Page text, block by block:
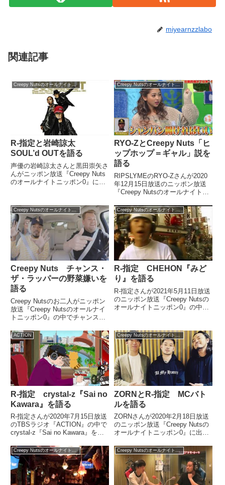
miyearnzzlabo
関連記事
R-指定と岩崎諒太
SOUL’d OUTを語る
声優の岩崎諒太さんと黒田崇矢さ
んがニッポン放送『Creepy Nuts
のオールナイトニッポン0』に出
した。（DJ松永）はい。メール
が届いております。「僕はヒプノ
シスマイクファ...
Creepy Nutsのオールナイトニッポン0
RYO-ZとCreepy Nuts「ヒ
ップホップ＝ギャル」説を
語る
RIPSLYMEのRYO-Zさんが2020
年12月15日放送のニッポン放送
『Creepy Nutsのオールナイトニ
のお二人と「ヒップホップ＝ギャ
ル」説を話していました。
Creepy Nutsのオールナ...
Creepy Nutsのオールナイトニッポン0
Creepy Nuts チャンス・
ザ・ラッパーの野菜嫌いを
語る
Creepy Nutsのお二人がニッポン
放送『Creepy Nutsのオールナイ
トニッポン0』の中でチャンス・
話していました。（DJ松永）さ
あ、ヒップホップニュースにまい
りましょう。「チャンス・ザ・ラ
ッパー、実...
Creepy Nutsのオールナイトニッポン0
R-指定 CHEHON『みど
り』を語る
R-指定さんが2021年5月11日放送
のニッポン放送『Creepy Nutsの
オールナイトニッポン0』の中で
ACTION
R-指定 crystal-z『Sai no
Kawara』を語る
R-指定さんが2020年7月15日放送
のTBSラジオ『ACTION』の中で
crystal-z『Sai no Kawara』を紹
もこの時間は健康HIP HOPをお
届けしているところですが、今日
はせっかく私が来た...
Creepy Nutsのオールナイトニッポン0
ZORNとR-指定 MCバト
ルを語る
ZORNさんが2020年2月18日放送
のニッポン放送『Creepy Nutsの
オールナイトニッポン0』に出
MCバトルについて話していまし
た。 この投稿をInstagramで見る
ZORN(@_zorn_)がシ...
Creepy Nutsのオールナイトニッポン0 Creepy Nutsのオールナイトニッポン0